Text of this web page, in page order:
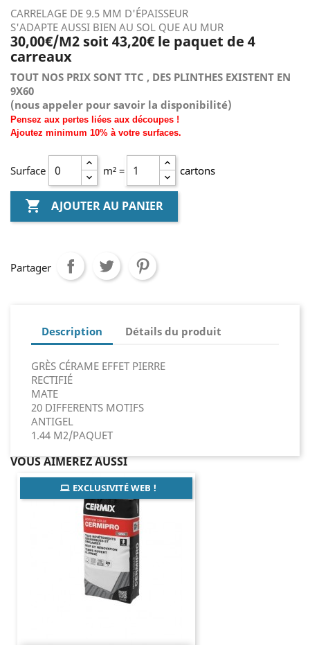
CARRELAGE DE 9.5 MM D'ÉPAISSEUR
S'ADAPTE AUSSI BIEN AU SOL QUE AU MUR
30,00€/M2 soit 43,20€ le paquet de 4
carreaux
TOUT NOS PRIX SONT TTC , DES PLINTHES EXISTENT EN
9X60
(nous appeler pour savoir la disponibilité)
Pensez aux pertes liées aux découpes !
Ajoutez minimum 10% à votre surfaces.
Surface m² = cartons
 AJOUTER AU PANIER
Partager
Description Détails du produit
GRÈS CÉRAME EFFET PIERRE
RECTIFIÉ
MATE
20 DIFFERENTS MOTIFS
ANTIGEL
1.44 M2/PAQUET
VOUS AIMEREZ AUSSI
EXCLUSIVITÉ WEB !